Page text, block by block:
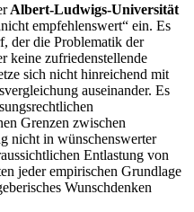
Albert-Ludwigs-Universität
empfehlenswert“ ein. Es
der die Problematik der
keine zufriedenstellende
sich nicht hinreichend mit
auseinander. Es
Grenzen zwischen
nicht in wünschenswerter
Entlastung von
jeder empirischen Grundlage
Wunschdenken